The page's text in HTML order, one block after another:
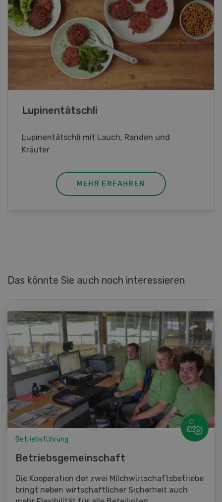
Frühlingsrollen
Frühlingsrollen mit Poulet
MEHR ERFAHREN
Das könnte Sie auch noch interessieren
Betriebsführung
Betriebsgemeinschaft
Die Kooperation der zwei Milchwirtschaftsbetriebe
bringt neben wirtschaftlicher Sicherheit auch